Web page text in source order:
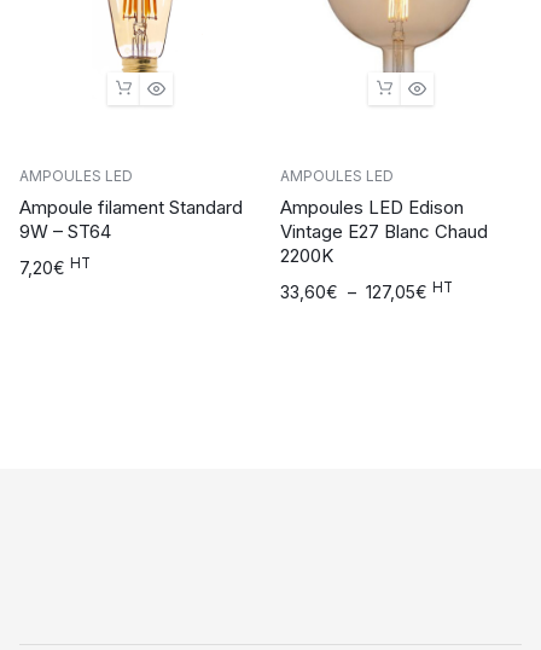
AMPOULES LED
Ampoule filament Standard
9W – ST64
7,20€ HT
AMPOULES LED
Ampoules LED Edison
Vintage E27 Blanc Chaud
2200K
33,60€ – 127,05€
Plage
HT